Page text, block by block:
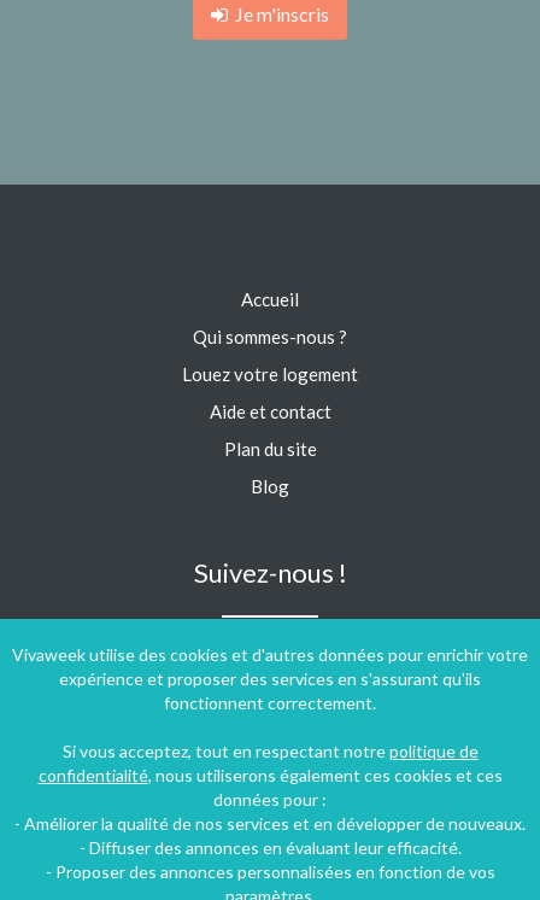
Je m'inscris
Vivaweek utilise des cookies et d'autres données pour enrichir votre
expérience et proposer des services en s'assurant qu'ils
fonctionnent correctement.
Si vous acceptez, tout en respectant notrepolitique de
confidentialité, nous utiliserons également ces cookies et ces
données pour :
- Améliorer la qualité de nos services et en développer de nouveaux.
- Diffuser des annonces en évaluant leur efficacité.
- Proposer des annonces personnalisées en fonction de vos
paramètres.
Accueil
Qui sommes-nous ?
Louez votre logement
Aide et contact
Plan du site
Blog
Suivez-nous !